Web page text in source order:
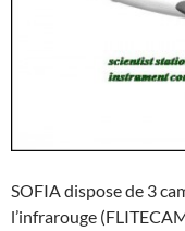
SOFIA dispose de 3
l’infrarouge